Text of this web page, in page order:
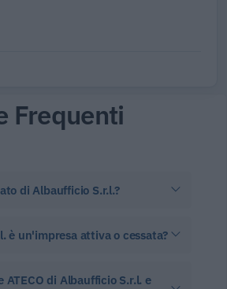
Frequenti
di Albaufficio S.r.l.?
è un'impresa attiva o cessata?
ATECO di Albaufficio S.r.l. e